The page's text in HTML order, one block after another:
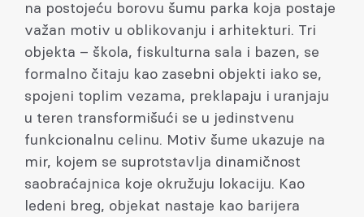
na postojeću borovu šumu parka koja postaje
važan motiv u oblikovanju i arhitekturi. Tri
objekta – škola, fiskulturna sala i bazen, se
formalno čitaju kao zasebni objekti iako se,
spojeni toplim vezama, preklapaju i uranjaju
u teren transformišući se u jedinstvenu
funkcionalnu celinu. Motiv šume ukazuje na
mir, kojem se suprotstavlja dinamičnost
saobraćajnica koje okružuju lokaciju. Kao
ledeni breg, objekat nastaje kao barijera